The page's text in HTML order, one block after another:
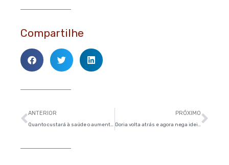
Compartilhe
Anterior
ANTERIOR PRÓXIMO